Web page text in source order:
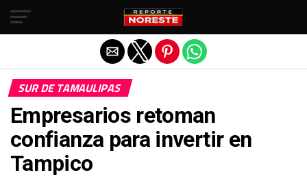
SUR DE TAMAULIPAS
Empresarios retoman
confianza para invertir en
Tampico
Salir de la versión móvil